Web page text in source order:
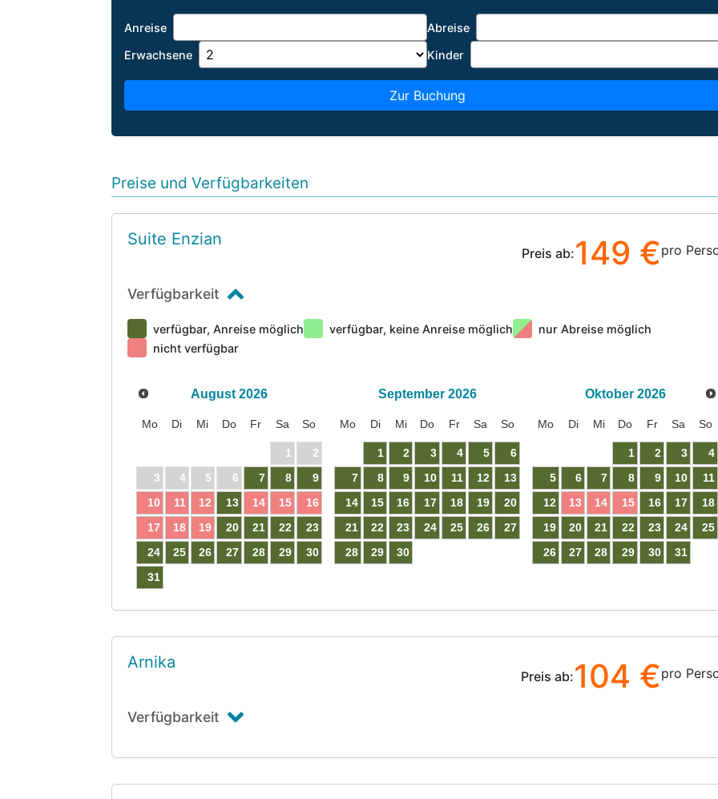
Anreise
Abreise
Erwachsene
Kinder
Zur Buchung
Preise und Verfügbarkeiten
Suite Enzian
Preis ab:149 €pro
Verfügbarkeit
verfügbar, Anreise möglich verfügbar, keine Anreise möglich
nur Abreise möglich
nicht verfügbar
August 2026
Mo Di Mi Do Fr Sa So
1
2
3
4 5 6 7 8
9
10
11 12 13 14 15
16
17
18 19 20 21 22
23
24
25 26 27 28 29
30
31
September 2026
Mo Di Mi Do Fr Sa So
1 2 3 4 5
6
7
8 9 10 11 12
13
14
15 16 17 18 19
20
21
22 23 24 25 26
27
28
29 30
Oktober 2026
Mo Di Mi Do Fr Sa So
1 2 3
4
5
6 7 8 9 10
11
12
13 14 15 16 17
18
19
20 21 22 23 24
25
26
27 28 29 30 31
Arnika
Preis ab:104 €pro
Verfügbarkeit